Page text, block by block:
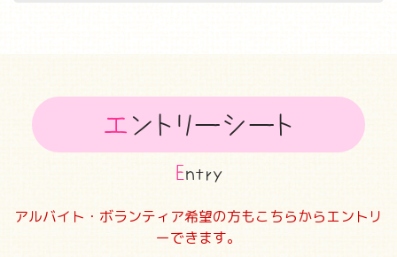
エ ントリーシート
Entry
アルバイト・ボランティア希望の方もこちらからエントリ
ーできます。